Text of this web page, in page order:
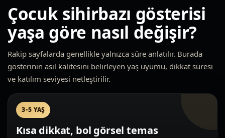
Çocuk sihirbazı gösterisi
yaşa göre nasıl değişir?
Rakip sayfalarda genellikle yalnızca süre anlatılır. Burada
gösterinin asıl kalitesini belirleyen yaş uyumu, dikkat süresi
ve katılım seviyesi netleştirilir.
3-5 YAŞ
Kısa dikkat, bol görsel temas